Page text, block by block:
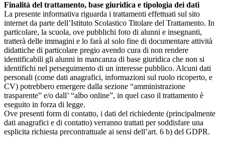
Finalità del trattamento, base giuridica e tipologia dei dati
La presente informativa riguarda i trattamenti effettuati sul sito
internet da parte dell’Istituto Scolastico Titolare del Trattamento. In
particolare, la scuola, ove pubblichi foto di alunni e insegnanti,
tratterà delle immagini e lo farà al solo fine di documentare attività
didattiche di particolare pregio avendo cura di non rendere
identificabili gli alunni in mancanza di base giuridica che non si
identifichi nel perseguimento di un interesse pubblico. Alcuni dati
personali (come dati anagrafici, informazioni sul ruolo ricoperto, e
CV) potrebbero emergere dalla sezione “amministrazione
trasparente” e/o dall’ “albo online”, in quel caso il trattamento è
eseguito in forza di legge.
Ove presenti form di contatto, i dati del richiedente (principalmente
dati anagrafici e di contatto) verranno trattati per soddisfare una
esplicita richiesta precontrattuale ai sensi dell’art. 6 b) del GDPR.